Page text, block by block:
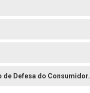
Defesa do Consumidor.